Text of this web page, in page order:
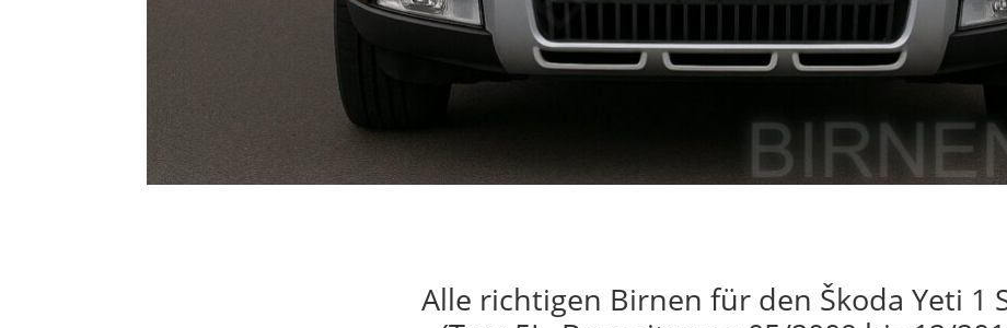
Alle richtigen Birnen für den Škoda Yeti 1